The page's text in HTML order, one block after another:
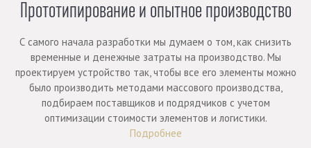
Прототипирование и опытное производство
С самого начала разработки мы думаем о том, как снизить
временные и денежные затраты на производство. Мы
проектируем устройство так, чтобы все его элементы можно
было производить методами массового производства,
подбираем поставщиков и подрядчиков с учетом
оптимизации стоимости элементов и логистики.
Подробнее